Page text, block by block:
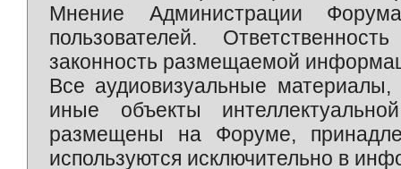
Мнение Администрации
пользователей.
законность размещаемой
Все аудиовизуальные
иные объекты
размещены на Форуме,
используются исключительно в